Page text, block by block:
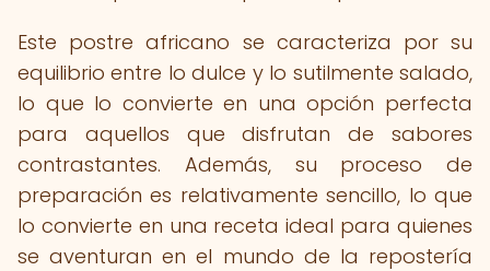
Este postre africano se caracteriza por su
equilibrio entre lo dulce y lo sutilmente salado,
lo que lo convierte en una opción perfecta
para aquellos que disfrutan de sabores
contrastantes. Además, su proceso de
preparación es relativamente sencillo, lo que
lo convierte en una receta ideal para quienes
se aventuran en el mundo de la repostería